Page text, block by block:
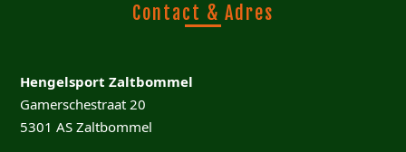
Contact & Adres
Hengelsport Zaltbommel
Gamerschestraat 20
5301 AS Zaltbommel